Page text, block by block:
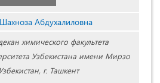
Абдухалиловна
химического факультета
Узбекистана имени Мирзо
г. Ташкент